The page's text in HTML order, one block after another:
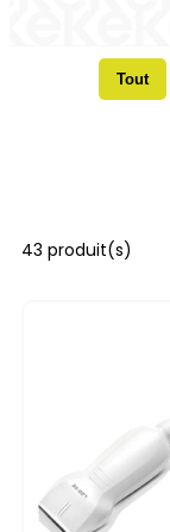
Tout
43 produit(s)